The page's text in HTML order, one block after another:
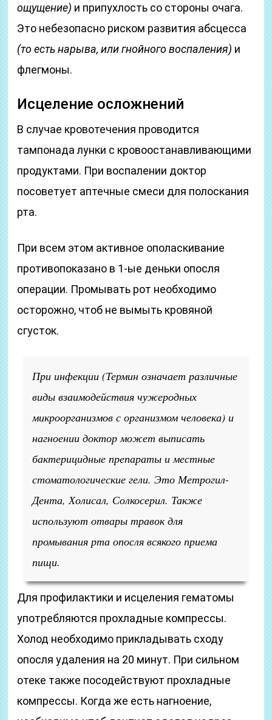
ощущение) и припухлость со стороны очага.
Это небезопасно риском развития абсцесса
(то есть нарыва, или гнойного воспаления) и
флегмоны.
Исцеление осложнений
В случае кровотечения проводится
тампонада лунки с кровоостанавливающими
продуктами. При воспалении доктор
посоветует аптечные смеси для полоскания
рта.
При всем этом активное ополаскивание
противопоказано в 1-ые деньки опосля
операции. Промывать рот необходимо
осторожно, чтоб не вымыть кровяной
сгусток.
При инфекции(Термин означает различные
виды взаимодействия чужеродных
микроорганизмов с организмом человека) и
нагноении доктор может выписать
бактерицидные препараты и местные
стоматологические гели. Это Метрогил-
Дента, Холисал, Солкосерил. Также
используют отвары травок для
промывания рта опосля всякого приема
пищи.
Для профилактики и исцеления гематомы
употребляются прохладные компрессы.
Холод необходимо прикладывать сходу
опосля удаления на 20 минут. При сильном
отеке также посодействуют прохладные
компрессы. Когда же есть нагноение,